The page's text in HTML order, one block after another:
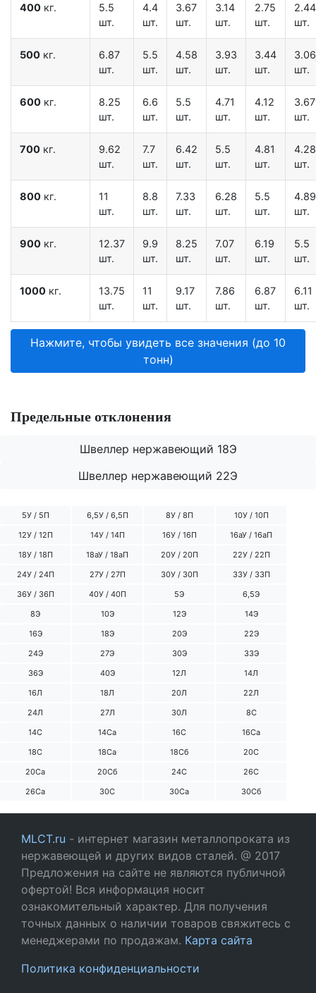
400 кг.
5.5
шт.
4.4
шт.
3.67
шт.
3.14
шт.
2.75
шт.
2.44
шт.
500 кг.
6.87
шт.
5.5
шт.
4.58
шт.
3.93
шт.
3.44
шт.
3.06
шт.
600 кг.
8.25
шт.
6.6
шт.
5.5
шт.
4.71
шт.
4.12
шт.
3.67
шт.
700 кг.
9.62
шт.
7.7
шт.
6.42
шт.
5.5
шт.
4.81
шт.
4.28
шт.
800 кг.
11
шт.
8.8
шт.
7.33
шт.
6.28
шт.
5.5
шт.
4.89
шт.
900 кг.
12.37
шт.
9.9
шт.
8.25
шт.
7.07
шт.
6.19
шт.
5.5
шт.
1000 кг.
13.75
шт.
11
шт.
9.17
шт.
7.86
шт.
6.87
шт.
6.11
шт.
Нажмите, чтобы увидеть все значения (до 10
тонн)
Предельные отклонения
Швеллер нержавеющий 18Э
Швеллер нержавеющий 22Э
5У / 5П 6,5У / 6,5П 8У / 8П
10У / 10П
12У / 12П
14У / 14П 16У / 16П
16аУ / 16аП
18У / 18П
18аУ / 18аП 20У / 20П
22У / 22П
24У / 24П
27У / 27П 30У / 30П
33У / 33П
36У / 36П
40У / 40П 5Э
6,5Э
8Э
10Э 12Э
14Э
16Э
18Э 20Э
22Э
24Э
27Э 30Э
33Э
36Э
40Э 12Л
14Л
16Л
18Л 20Л
22Л
24Л
27Л 30Л
8С
14С
14Са 16С
16Са
18С
18Са 18Сб
20С
20Са
20Сб 24С
26С
26Са
30С 30Са 30Сб
MLCT.ru - интернет магазин металлопроката из
нержавеющей и других видов сталей. @ 2017
Предложения на сайте не являются публичной
офертой! Вся информация носит
ознакомительный характер. Для получения
точных данных о наличии товаров свяжитесь с
менеджерами по продажам. Карта сайта
Политика конфиденциальности